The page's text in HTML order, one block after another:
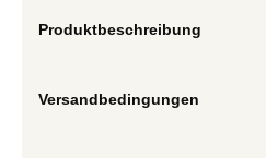
Produktbeschreibung
Versandbedingungen